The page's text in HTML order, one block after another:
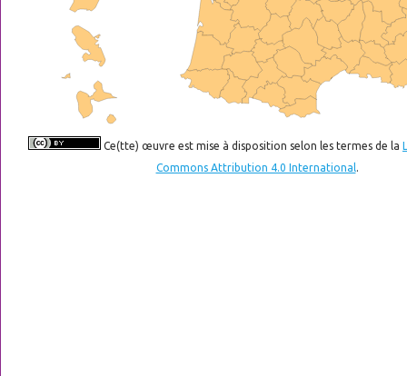
Ce(tte) œuvre est mise à disposition selon les termes de la
Commons Attribution 4.0 International.